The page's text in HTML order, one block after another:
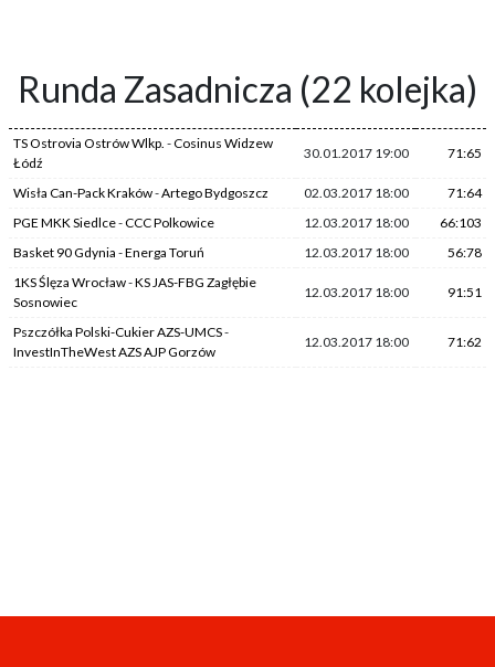
Runda Zasadnicza (22 kolejka)
TS Ostrovia Ostrów Wlkp. -Cosinus Widzew
Łódź
30.01.2017 19:00 71:65
Wisła Can-Pack Kraków-Artego Bydgoszcz 02.03.2017 18:00
71:64
PGE MKK Siedlce-CCC Polkowice 12.03.2017 18:00
66:103
Basket 90 Gdynia -Energa Toruń 12.03.2017 18:00
56:78
1KS Ślęza Wrocław-KS JAS-FBG Zagłębie
Sosnowiec
12.03.2017 18:00 91:51
Pszczółka Polski-Cukier AZS-UMCS-
InvestInTheWest AZS AJP Gorzów
12.03.2017 18:00 71:62